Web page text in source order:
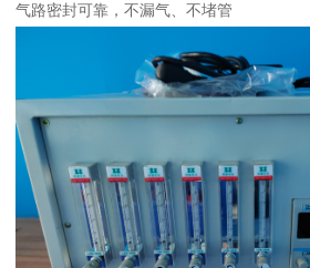
气路密封可靠，不漏气、不堵管